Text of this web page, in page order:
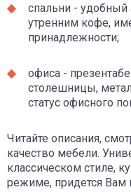
спальни - удобный
утренним кофе,
принадлежности;
офиса -
столешницы,
статус офисного
Читайте описания,
качество мебели.
классическом стиле,
режиме, придется Вам